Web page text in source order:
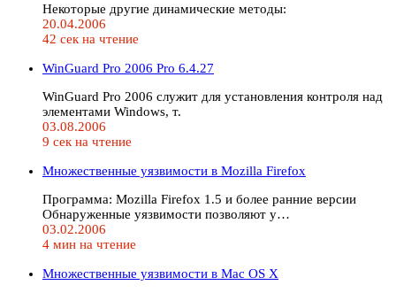
Некоторые другие динамические методы:
20.04.2006
42 сек на чтение
WinGuard Pro 2006 Pro 6.4.27
WinGuard Pro 2006 служит для установления контроля над
элементами Windows, т.
03.08.2006
9 сек на чтение
Множественные уязвимости в Mozilla Firefox
Программа: Mozilla Firefox 1.5 и более ранние версии
Обнаруженные уязвимости позволяют у…
03.02.2006
4 мин на чтение
Множественные уязвимости в Mac OS X